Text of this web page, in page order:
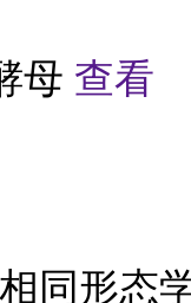
母 查看
形态学